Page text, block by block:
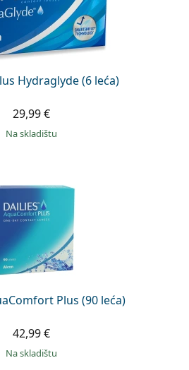
Hydraglyde (6 leća)
29,99 €
na skladištu
Plus (90 leća)
42,99 €
na skladištu